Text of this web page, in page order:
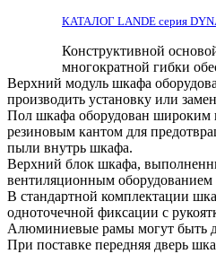
КАТАЛОГ LANDE серия
Конструктивной
многократной гибки
Верхний модуль шкафа
производить установку или
Пол шкафа оборудован широким
резиновым кантом для
пыли внутрь шкафа.
Верхний блок шкафа,
вентиляционным оборудованием
В стандартной комплектации
одноточечной фиксации с
Алюминиевые рамы могут быть
При поставке передняя дверь